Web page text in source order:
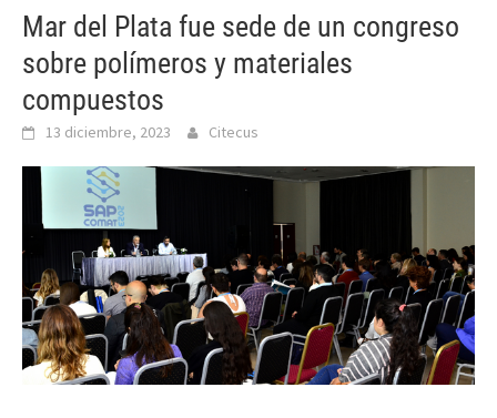
Mar del Plata fue sede de un congreso
sobre polímeros y materiales
compuestos
13 diciembre, 2023 Citecus